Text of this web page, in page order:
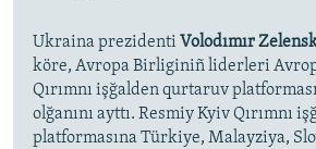
Ukraina prezidenti Volodımır
köre, Avropa Birliginiñ liderleri
Qırımnı işğalden qurtaruv
olğanını ayttı. Resmiy Kyiv Qırımnı
platformasına Türkiye, Malayziya,